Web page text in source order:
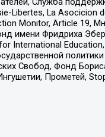
Libertes, La Asocicion
Monitor, Article 19,
имени Фридриха
International Education,
Свобод, Фонд
Прометей,